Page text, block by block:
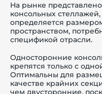
На рынке
консольных
определяется
пространством,
спецификой отрасли.
Односторонние
крепятся только с
Оптимальны для
качестве крайних
чем двусторонние,